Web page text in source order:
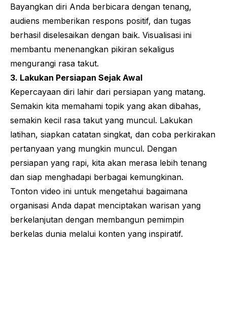
Bayangkan diri Anda berbicara dengan tenang,
audiens memberikan respons positif, dan tugas
berhasil diselesaikan dengan baik. Visualisasi ini
membantu menenangkan pikiran sekaligus
mengurangi rasa takut.
3. Lakukan Persiapan Sejak Awal
Kepercayaan diri lahir dari persiapan yang matang.
Semakin kita memahami topik yang akan dibahas,
semakin kecil rasa takut yang muncul. Lakukan
latihan, siapkan catatan singkat, dan coba perkirakan
pertanyaan yang mungkin muncul. Dengan
persiapan yang rapi, kita akan merasa lebih tenang
dan siap menghadapi berbagai kemungkinan.
Tonton video ini untuk mengetahui bagaimana
organisasi Anda dapat menciptakan warisan yang
berkelanjutan dengan membangun pemimpin
berkelas dunia melalui konten yang inspiratif.